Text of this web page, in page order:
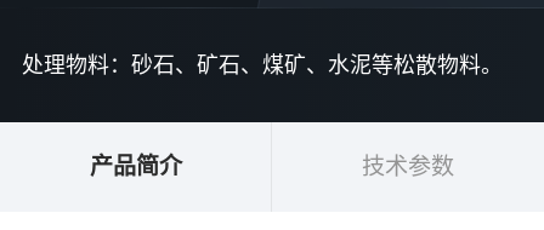
处理物料：砂石、矿石、煤矿、水泥等松散物料。
产品简介 技术参数